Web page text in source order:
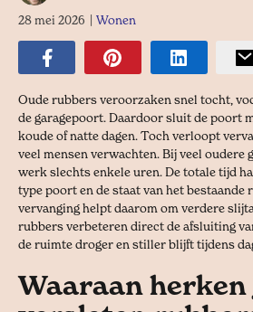
28 mei 2026 Wonen
Oude rubbers veroorzaken snel tocht,
de garagepoort. Daardoor sluit de poort
koude of natte dagen. Toch verloopt
veel mensen verwachten. Bij veel oudere
werk slechts enkele uren. De totale tijd
type poort en de staat van het bestaande
vervanging helpt daarom om verdere
rubbers verbeteren direct de afsluiting
de ruimte droger en stiller blijft tijdens
Waaraan herken